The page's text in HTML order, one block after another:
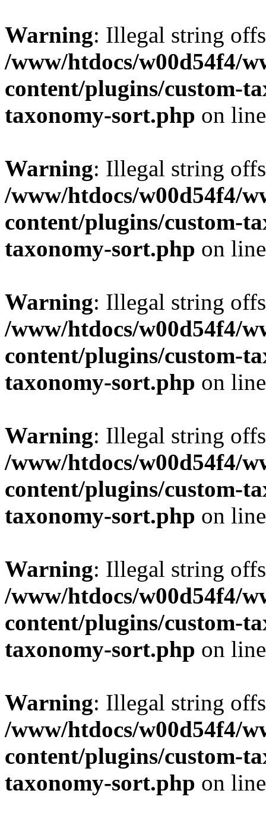
Warning: Illegal string
/www/htdocs/w00d54f4/
content/plugins/custom-
taxonomy-sort.php on
Warning: Illegal string
/www/htdocs/w00d54f4/
content/plugins/custom-
taxonomy-sort.php on
Warning: Illegal string
/www/htdocs/w00d54f4/
content/plugins/custom-
taxonomy-sort.php on
Warning: Illegal string
/www/htdocs/w00d54f4/
content/plugins/custom-
taxonomy-sort.php on
Warning: Illegal string
/www/htdocs/w00d54f4/
content/plugins/custom-
taxonomy-sort.php on
Warning: Illegal string
/www/htdocs/w00d54f4/
content/plugins/custom-
taxonomy-sort.php on